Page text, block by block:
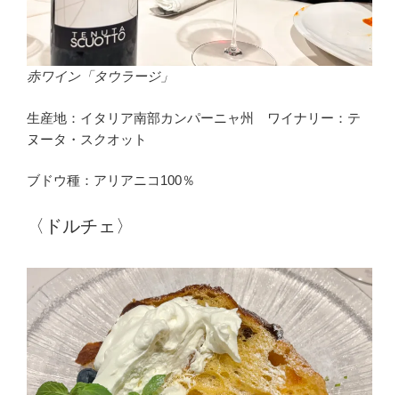
赤ワイン「タウラージ」
生産地：イタリア南部カンパーニャ州 ワイナリー：テ
ヌータ・スクオット
ブドウ種：アリアニコ100％
〈ドルチェ〉